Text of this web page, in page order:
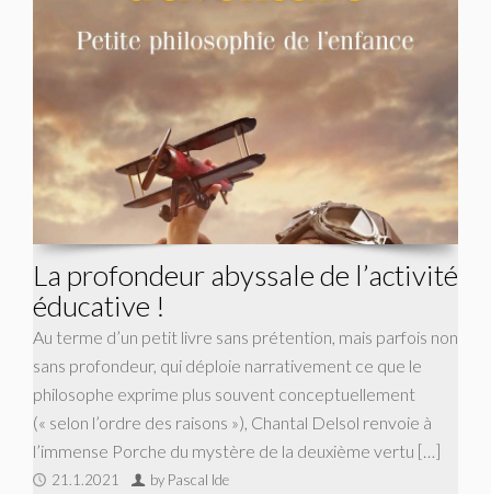
La profondeur abyssale de l’activité
éducative !
Au terme d’un petit livre sans prétention, mais parfois non
sans profondeur, qui déploie narrativement ce que le
philosophe exprime plus souvent conceptuellement
(« selon l’ordre des raisons »), Chantal Delsol renvoie à
l’immense Porche du mystère de la deuxième vertu […]
21.1.2021 by Pascal Ide